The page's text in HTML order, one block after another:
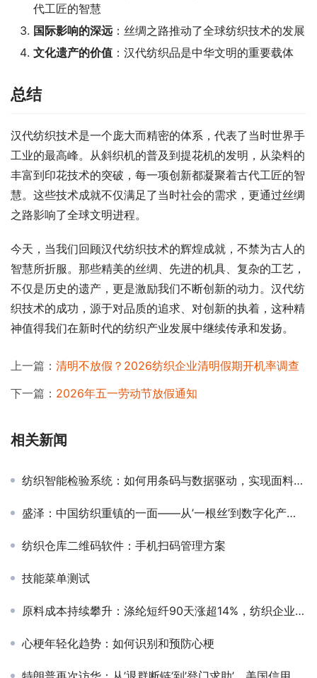
代工匠的智慧
国际影响的深远 ：丝绸之路推动了全球纺织技术的发展
文化遗产的价值 ：汉代纺织品是中华文明的重要载体
总结
汉代纺织技术是一个庞大而精密的体系，代表了当时世界手
工业的最高峰。从斜织机的普及到提花机的发明，从染料的
丰富到印花技术的突破，每一项创新都凝聚着古代工匠的智
慧。这些技术成就不仅满足了当时社会的需求，更通过丝绸
之路影响了全球文明进程。
今天，当我们回顾汉代纺织技术的辉煌成就，不禁为古人的
智慧所折服。那些精美的丝绸、先进的机具、复杂的工艺，
不仅是历史的遗产，更是激励我们不断创新的动力。汉代纺
织技术的成功，源于对品质的追求、对创新的执着，这种精
神值得我们在新时代的纺织产业发展中继续传承和发扬。
上一篇： 清明不放假？2026纺织企业清明假期开机率调查
下一篇： 2026年五一劳动节放假通知
相关新闻
纺织智能检验系统：如何用条码与数据驱动，实现面料品质与仓储革命？
盛泽：中国纺织重镇的一面——从’一根丝’到数字化产业集群
纺织仓库二维码软件：手机扫码管理方案
技能菜单测试
原料成本持续攀升：涤纶短纤90天涨超14%，纺织企业利润空间再承压
心梗年轻化趋势：如何识别和预防心梗